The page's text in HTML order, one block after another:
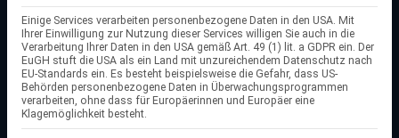
dein Strom, wann immer du ihn brauchst
Mit unseren PV-Komplettsets mit Speicher bekommst du
alle Komponenten, die du für deine eigene Stromproduktion
benötigst, perfekt aufeinander abgestimmt und sofort
einsatzbereit. So speicherst du tagsüber erzeugte Energie
Einige Services verarbeiten personenbezogene Daten in den USA. Mit
Ihrer Einwilligung zur Nutzung dieser Services willigen Sie auch in die
Verarbeitung Ihrer Daten in den USA gemäß Art. 49 (1) lit. a GDPR ein. Der
EuGH stuft die USA als ein Land mit unzureichendem Datenschutz nach
EU-Standards ein. Es besteht beispielsweise die Gefahr, dass US-
Behörden personenbezogene Daten in Überwachungsprogrammen
verarbeiten, ohne dass für Europäerinnen und Europäer eine
Klagemöglichkeit besteht.